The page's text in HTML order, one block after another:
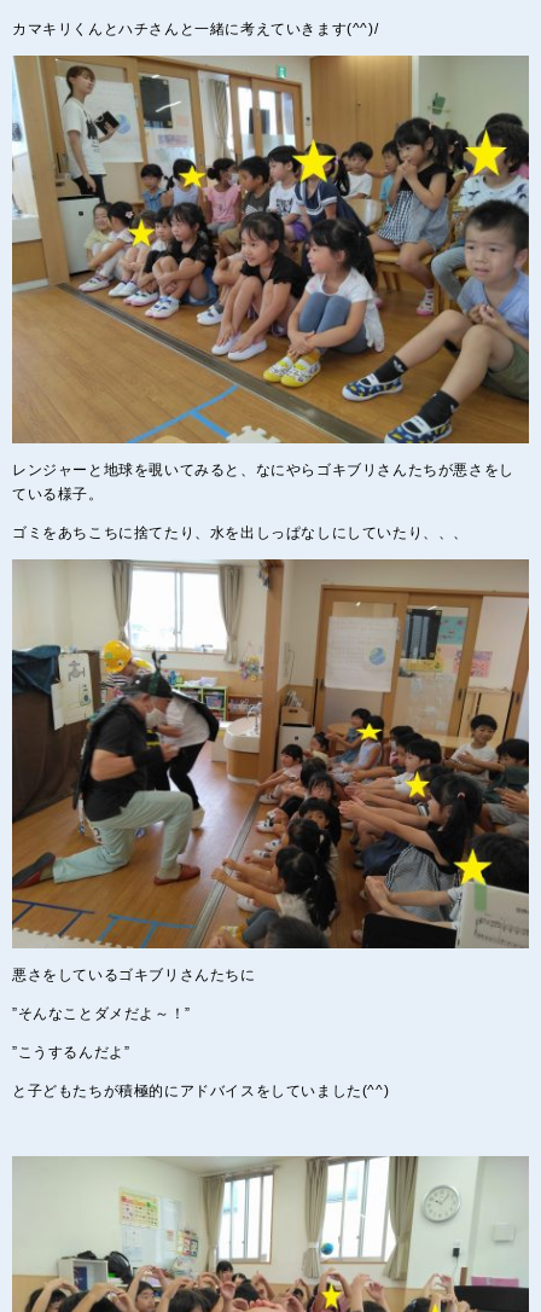
カマキリくんとハチさんと一緒に考えていきます(^^)/
レンジャーと地球を覗いてみると、なにやらゴキブリさんたちが悪さをし
ている様子。
ゴミをあちこちに捨てたり、水を出しっぱなしにしていたり、、、
悪さをしているゴキブリさんたちに
”そんなことダメだよ～！”
”こうするんだよ”
と子どもたちが積極的にアドバイスをしていました(^^)